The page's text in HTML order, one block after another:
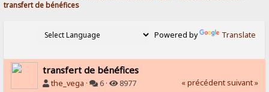
transfert de bénéfices
Powered by Translate
transfert de bénéfices
the_vega · 6 · 8977 « précédent suivant »